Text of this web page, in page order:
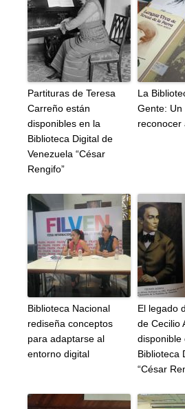
Partituras de Teresa
Carreño están
disponibles en la
Biblioteca Digital de
Venezuela “César
Rengifo”
La
Gente:
reconocer
Biblioteca Nacional
rediseña conceptos
para adaptarse al
entorno digital
El legado
de Cecilio
disponible
Biblioteca
“César